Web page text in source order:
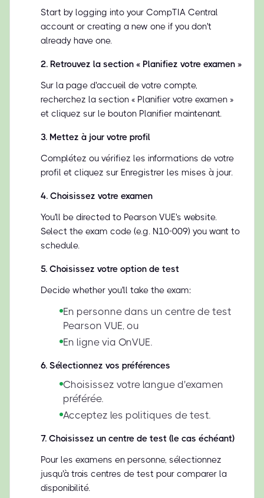
Start by logging into your CompTIA Central
account or creating a new one if you don't
already have one.
2. Retrouvez la section « Planifiez votre examen »
Sur la page d'accueil de votre compte,
recherchez la section « Planifier votre examen »
et cliquez sur le bouton Planifier maintenant.
3. Mettez à jour votre profil
Complétez ou vérifiez les informations de votre
profil et cliquez sur Enregistrer les mises à jour.
4. Choisissez votre examen
You'll be directed to Pearson VUE's website.
Select the exam code (e.g. N10-009) you want to
schedule.
5. Choisissez votre option de test
Decide whether you'll take the exam:
En personne dans un centre de test
Pearson VUE, ou
En ligne via OnVUE.
6. Sélectionnez vos préférences
Choisissez votre langue d'examen
préférée.
Acceptez les politiques de test.
7. Choisissez un centre de test (le cas échéant)
Pour les examens en personne, sélectionnez
jusqu'à trois centres de test pour comparer la
disponibilité.